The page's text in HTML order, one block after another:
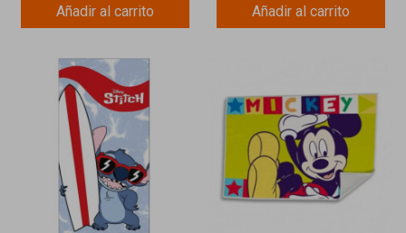
Añadir al carrito Añadir al carrito